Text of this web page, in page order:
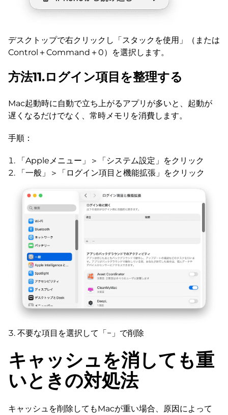
デスクトップで右クリックし「スタックを使用」（または
Control＋Command＋0）を選択します。
方法11.ログイン項目を整理する
Mac起動時に自動で立ち上がるアプリが多いと、起動が
遅くなるだけでなく、常時メモリを消費します。
手順：
「Appleメニュー」＞「システム設定」をクリック
「一般」＞「ログイン項目と機能拡張」をクリック
不要な項目を選択して「−」で削除
キャッシュを消しても重
いときの対処法
キャッシュを削除してもMacが重い場合、原因によって